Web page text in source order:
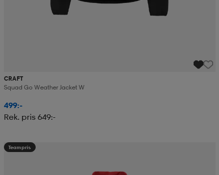
CRAFT
Squad Go Weather Jacket W
499:-
Rek. pris 649:-
Teampris